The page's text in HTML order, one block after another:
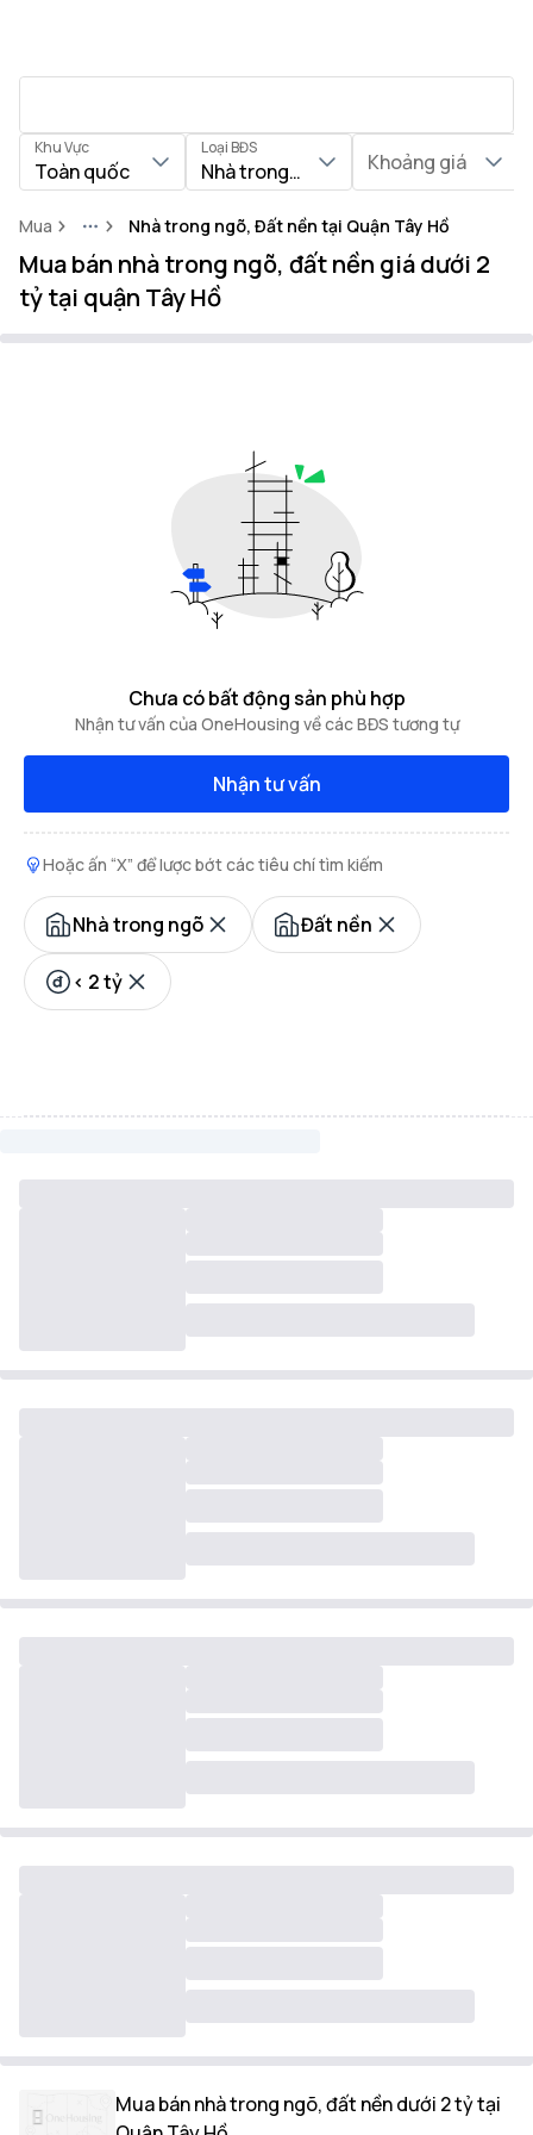
Khu Vực
Toàn quốc
Loại BĐS
Nhà trong ngõ, Đất nềnKhoảng giá
Mua MoreNhà trong ngõ, Đất nền tại Quận Tây Hồ
Mua bán nhà trong ngõ, đất nền giá dưới 2
tỷ tại quận Tây Hồ
Chưa có bất động sản phù hợp
Nhận tư vấn của OneHousing về các BĐS tương tự
Nhận tư vấn
Hoặc ấn “X” để lược bớt các tiêu chí tìm kiếm
Nhà trong ngõ Đất nền
< 2 tỷ
Mua bán nhà trong ngõ, đất nền dưới 2 tỷ tại